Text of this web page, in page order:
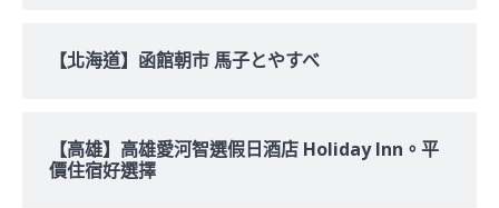
【北海道】函館朝市 馬子とやすべ
【高雄】高雄愛河智選假日酒店 Holiday Inn。平
價住宿好選擇